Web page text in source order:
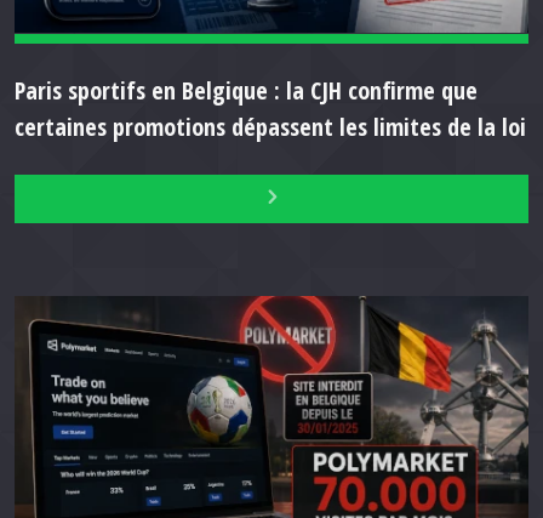
Paris sportifs en Belgique : la CJH confirme que
certaines promotions dépassent les limites de la loi